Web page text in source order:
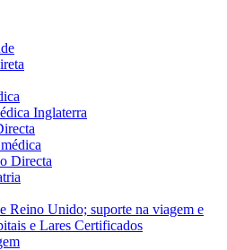
Inglaterra
Directa
Reino Unido; suporte na viagem e
e Lares Certificados